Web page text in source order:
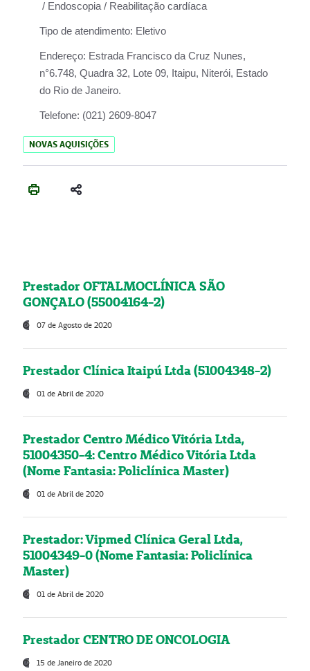
/ Endoscopia / Reabilitação cardíaca
Tipo de atendimento: Eletivo
Endereço: Estrada Francisco da Cruz Nunes,
n°6.748, Quadra 32, Lote 09, Itaipu, Niterói, Estado
do Rio de Janeiro.
Telefone: (021) 2609-8047
NOVAS AQUISIÇÕES
Prestador OFTALMOCLÍNICA SÃO
GONÇALO (55004164-2)
07 de Agosto de 2020
Prestador Clínica Itaipú Ltda (51004348-2)
01 de Abril de 2020
Prestador Centro Médico Vitória Ltda,
51004350-4: Centro Médico Vitória Ltda
(Nome Fantasia: Policlínica Master)
01 de Abril de 2020
Prestador: Vipmed Clínica Geral Ltda,
51004349-0 (Nome Fantasia: Policlínica
Master)
01 de Abril de 2020
Prestador CENTRO DE ONCOLOGIA
15 de Janeiro de 2020